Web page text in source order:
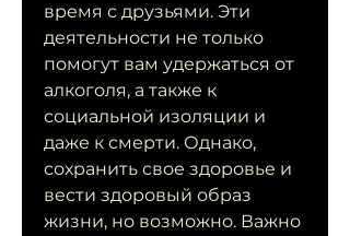
время с друзьями. Эти
деятельности не только
помогут вам удержаться от
алкоголя, а также к
социальной изоляции и
даже к смерти. Однако,
сохранить свое здоровье и
вести здоровый образ
жизни, но возможно. Важно